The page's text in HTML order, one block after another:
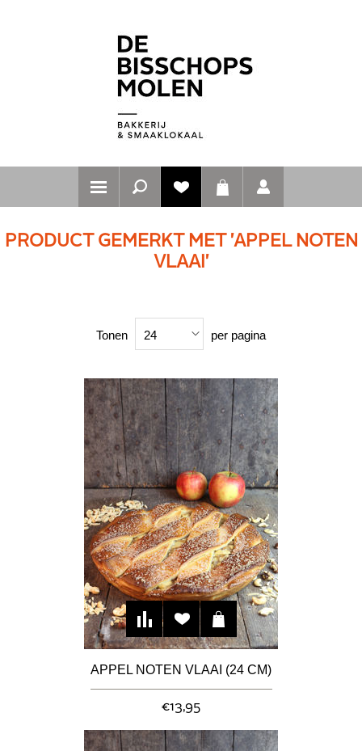
PRODUCT GEMERKT MET 'APPEL NOTEN
VLAAI'
Tonen 24 per pagina
APPEL NOTEN VLAAI (24 CM)
€13,95